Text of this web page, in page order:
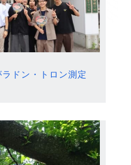
ドン・トロン測定